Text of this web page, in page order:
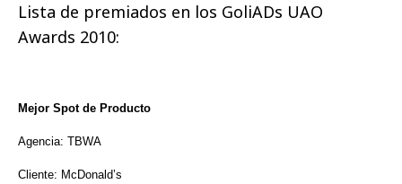
Lista de premiados en los GoliADs UAO
Awards 2010:
Mejor Spot de Producto
Agencia: TBWA
Cliente: McDonald’s